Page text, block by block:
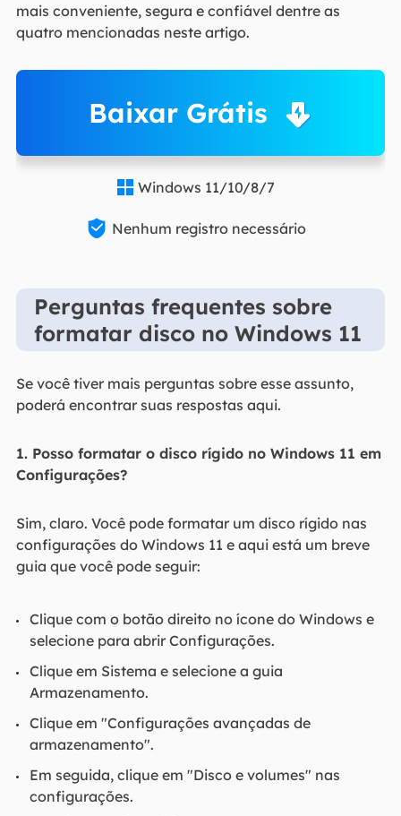
mais conveniente, segura e confiável dentre as
quatro mencionadas neste artigo.
Baixar Grátis
 Windows 11/10/8/7
 Nenhum registro necessário
Perguntas frequentes sobre
formatar disco no Windows 11
Se você tiver mais perguntas sobre esse assunto,
poderá encontrar suas respostas aqui.
1. Posso formatar o disco rígido no Windows 11 em
Configurações?
Sim, claro. Você pode formatar um disco rígido nas
configurações do Windows 11 e aqui está um breve
guia que você pode seguir:
Clique com o botão direito no ícone do Windows e
selecione para abrir Configurações.
Clique em Sistema e selecione a guia
Armazenamento.
Clique em "Configurações avançadas de
armazenamento".
Em seguida, clique em "Disco e volumes" nas
configurações.